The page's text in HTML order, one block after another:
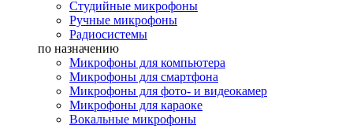
Студийные микрофоны
Ручные микрофоны
Радиосистемы
по назначению
Микрофоны для компьютера
Микрофоны для смартфона
Микрофоны для фото- и видеокамер
Микрофоны для караоке
Вокальные микрофоны